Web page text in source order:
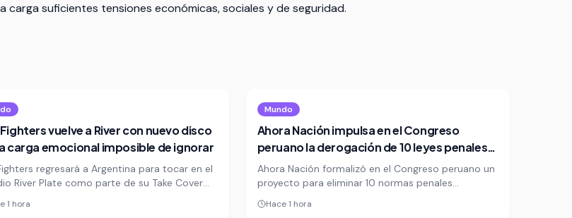
carga suficientes tensiones económicas, sociales y de seguridad.
vuelve a River con nuevo disco
carga emocional imposible de ignorar
regresará a Argentina para tocar en el
River Plate como parte de su Take Cover
una gira que combina tramos acústicos y
eléctricos. El show llega con el peso
1 hora
Mundo
Ahora Nación impulsa en el Congreso
peruano la derogación de 10 leyes penales
cuestionadas
Ahora Nación formalizó en el Congreso peruano un
proyecto para eliminar 10 normas penales
aprobadas por la legislatura anterior, entre ellas la
amnistía para policías y militares. La iniciativa
Hace 1 hora